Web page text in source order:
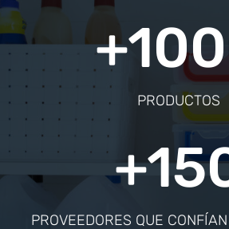
PRODUCTOS
PROVEEDORES QUE